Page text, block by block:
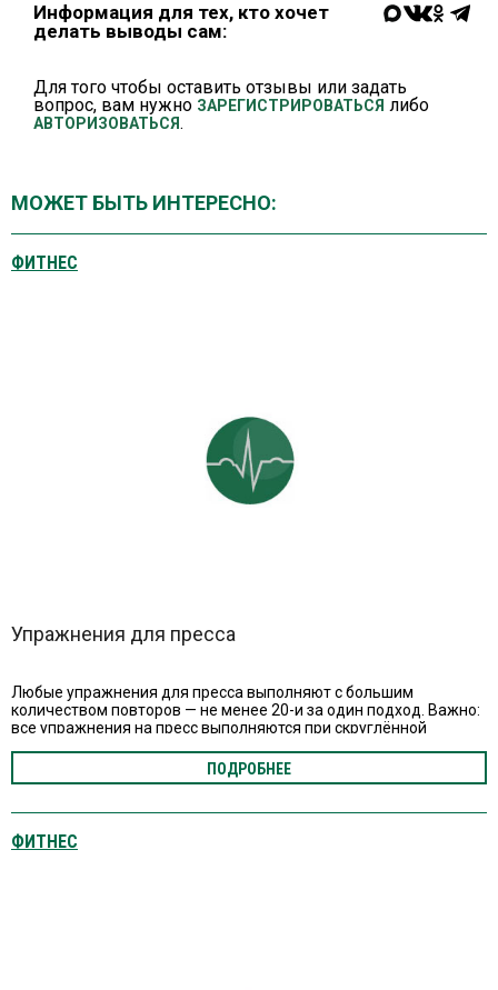
Информация для тех, кто хочет
делать выводы сам:
Для того чтобы оставить отзывы или задать
вопрос, вам нужно ЗАРЕГИСТРИРОВАТЬСЯ либо
АВТОРИЗОВАТЬСЯ.
МОЖЕТ БЫТЬ ИНТЕРЕСНО:
ФИТНЕС
Упражнения для пресса
Любые упражнения для пресса выполняют с большим
количеством повторов — не менее 20-и за один подход. Важно:
все упражнения на пресс выполняются при скруглённой
ПОДРОБНЕЕ
ФИТНЕС